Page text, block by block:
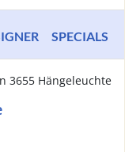
SPECIALS
3655 Hängeleuchte